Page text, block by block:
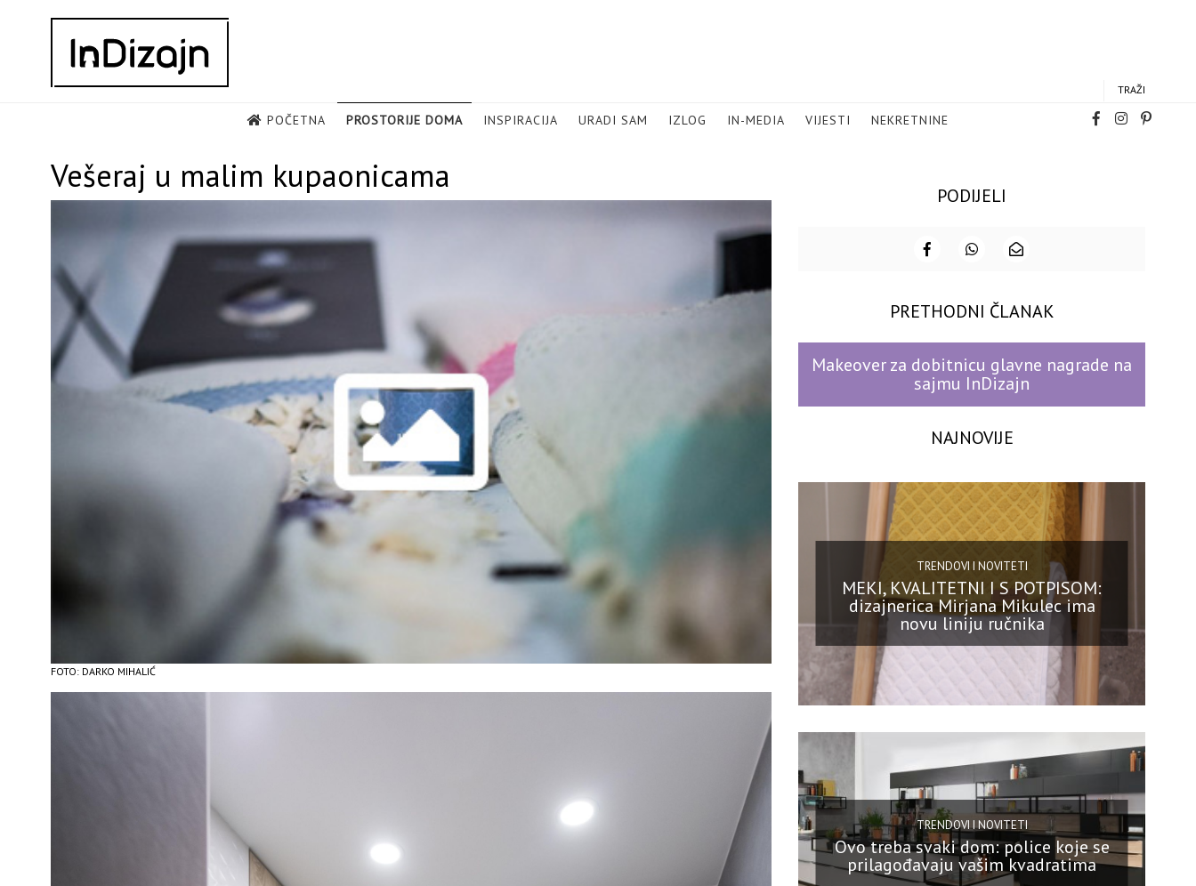
TRAŽI
POČETNA PROSTORIJE DOMA INSPIRACIJA URADI SAM IZLOG IN-MEDIA VIJESTI NEKRETNINE
Vešeraj u malim kupaonicama
FOTO: DARKO MIHALIĆ
PODIJELI
PRETHODNI ČLANAK
Makeover za dobitnicu glavne nagrade na
sajmu InDizajn
NAJNOVIJE
TRENDOVI I NOVITETI
MEKI, KVALITETNI I S POTPISOM:
dizajnerica Mirjana Mikulec ima
novu liniju ručnika
TRENDOVI I NOVITETI
Ovo treba svaki dom: police koje se
prilagođavaju vašim kvadratima